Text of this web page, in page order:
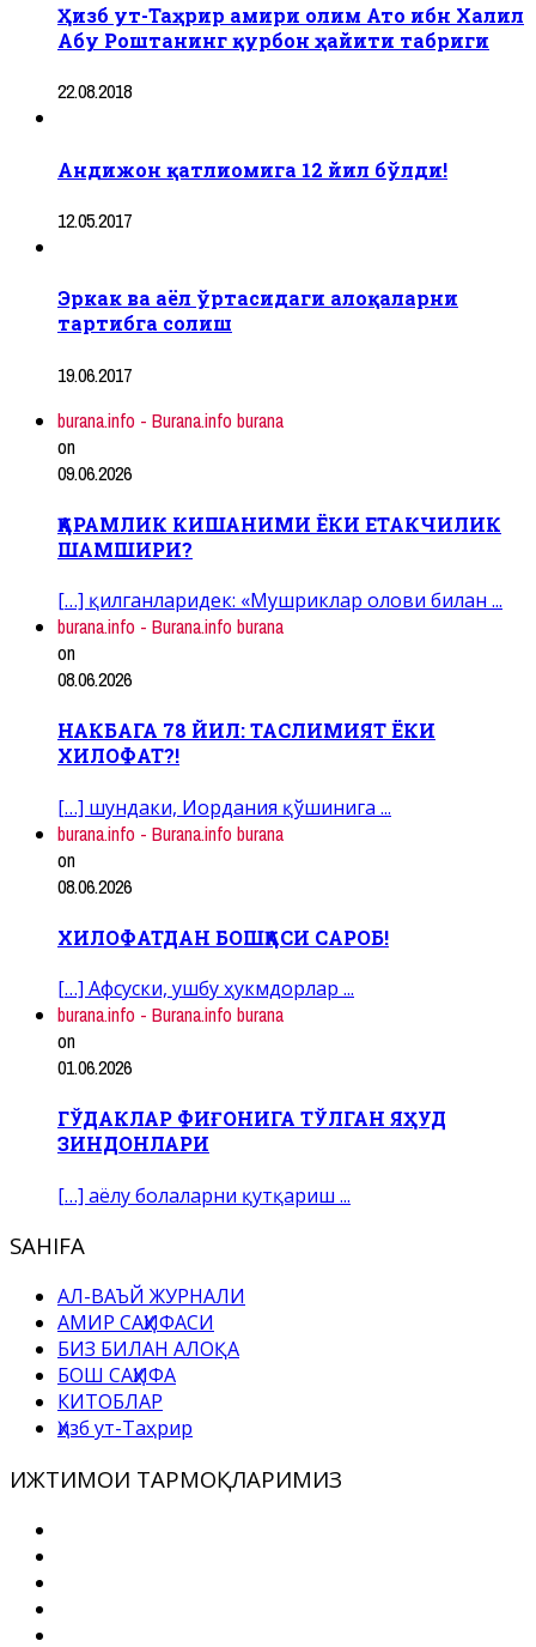
Ҳизб ут-Таҳрир амири олим Ато ибн Халил
Абу Роштанинг қурбон ҳайити табриги
22.08.2018
Андижон қатлиомига 12 йил бўлди!
12.05.2017
Эркак ва аёл ўртасидаги алоқаларни
тартибга солиш
19.06.2017
burana.info - Burana.info burana
on
09.06.2026
ҚАРАМЛИК КИШАНИМИ ЁКИ ЕТАКЧИЛИК
ШАМШИРИ?
[…] қилганларидек: «Мушриклар олови билан ...
burana.info - Burana.info burana
on
08.06.2026
НАКБАГА 78 ЙИЛ: ТАСЛИМИЯТ ЁКИ
ХИЛОФАТ?!
[…] шундаки, Иордания қўшинига ...
burana.info - Burana.info burana
on
08.06.2026
ХИЛОФАТДАН БОШҚАСИ САРОБ!
[…] Афсуски, ушбу ҳукмдорлар ...
burana.info - Burana.info burana
on
01.06.2026
ГЎДАКЛАР ФИҒОНИГА ТЎЛГАН ЯҲУД
ЗИНДОНЛАРИ
[…] аёлу болаларни қутқариш ...
SAHIFA
АЛ-ВАЪЙ ЖУРНАЛИ
АМИР САҲИФАСИ
БИЗ БИЛАН АЛОҚА
БОШ САҲИФА
КИТОБЛАР
Ҳизб ут-Таҳрир
ИЖТИМОИ ТАРМОҚЛАРИМИЗ